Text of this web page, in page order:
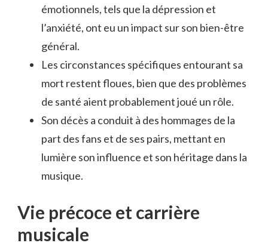
émotionnels, tels que la dépression et
l’anxiété, ont eu un impact sur son bien-être
général.
Les circonstances spécifiques entourant sa
mort restent floues, bien que des problèmes
de santé aient probablement joué un rôle.
Son décès a conduit à des hommages de la
part des fans et de ses pairs, mettant en
lumière son influence et son héritage dans la
musique.
Vie précoce et carrière
musicale